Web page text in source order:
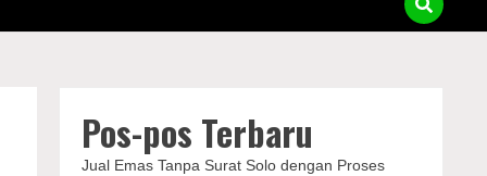
Pos-pos Terbaru
Jual Emas Tanpa Surat Solo dengan Proses